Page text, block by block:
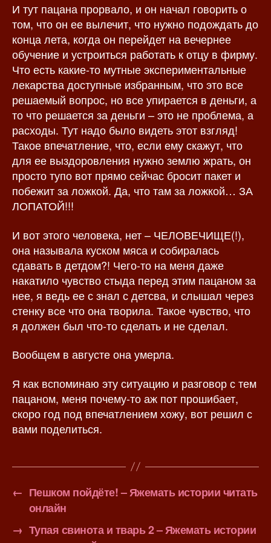
И тут пацана прорвало, и он начал говорить о
том, что он ее вылечит, что нужно подождать до
конца лета, когда он перейдет на вечернее
обучение и устроиться работать к отцу в фирму.
Что есть какие-то мутные экспериментальные
лекарства доступные избранным, что это все
решаемый вопрос, но все упирается в деньги, а
то что решается за деньги – это не проблема, а
расходы. Тут надо было видеть этот взгляд!
Такое впечатление, что, если ему скажут, что
для ее выздоровления нужно землю жрать, он
просто тупо вот прямо сейчас бросит пакет и
побежит за ложкой. Да, что там за ложкой… ЗА
ЛОПАТОЙ!!!
И вот этого человека, нет – ЧЕЛОВЕЧИЩЕ(!),
она называла куском мяса и собиралась
сдавать в детдом?! Чего-то на меня даже
накатило чувство стыда перед этим пацаном за
нее, я ведь ее с знал с детсва, и слышал через
стенку все что она творила. Такое чувство, что
я должен был что-то сделать и не сделал.
Вообщем в августе она умерла.
Я как вспоминаю эту ситуацию и разговор с тем
пацаном, меня почему-то аж пот прошибает,
скоро год под впечатлением хожу, вот решил с
вами поделиться.
← Пешком пойдёте! – Яжемать истории читать
онлайн
→ Тупая свинота и тварь 2 – Яжемать истории